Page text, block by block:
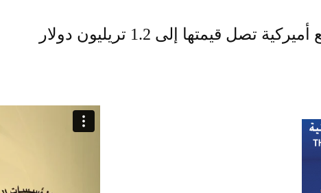
قيمتها إلى 1.2 تريليون دولار